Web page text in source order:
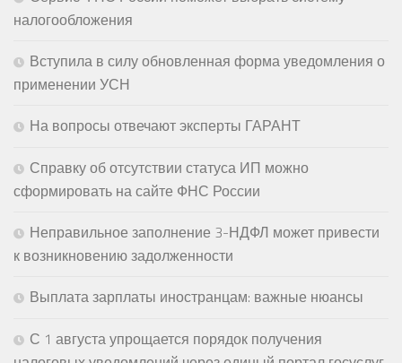
налогообложения
Вступила в силу обновленная форма уведомления о
применении УСН
На вопросы отвечают эксперты ГАРАНТ
Справку об отсутствии статуса ИП можно
сформировать на сайте ФНС России
Неправильное заполнение 3-НДФЛ может привести
к возникновению задолженности
Выплата зарплаты иностранцам: важные нюансы
С 1 августа упрощается порядок получения